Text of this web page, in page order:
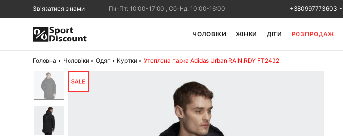
ЧОЛОВІКИ ЖІНКИ ДІТИ РОЗПРОДАЖ
+380997773603
Зв'язатися з нами Пн-Пт: 10:00-17:00 , Сб-Нд: 10:00-16:00
Головна Чоловіки Одяг Куртки
Утеплена парка Adidas Urban RAIN.RDY FT2432